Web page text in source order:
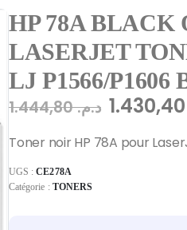
HP 78A BLACK
LASERJET
LJ P1566/
د.م.1.444,80
Toner noir HP 78A pour
UGS :CE278A
Catégorie : TONERS